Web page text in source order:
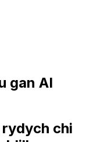
gan AI
chi